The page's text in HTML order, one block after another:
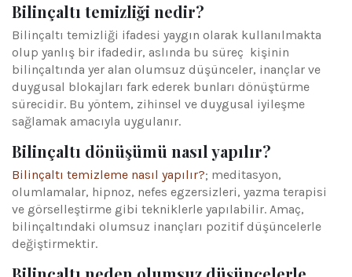
Bilinçaltı temizliği nedir?
Bilinçaltı temizliği ifadesi yaygın olarak kullanılmakta
olup yanlış bir ifadedir, aslında bu süreç kişinin
bilinçaltında yer alan olumsuz düşünceler, inançlar ve
duygusal blokajları fark ederek bunları dönüştürme
sürecidir. Bu yöntem, zihinsel ve duygusal iyileşme
sağlamak amacıyla uygulanır.
Bilinçaltı dönüşümü nasıl yapılır?
Bilinçaltı temizleme nasıl yapılır?; meditasyon,
olumlamalar, hipnoz, nefes egzersizleri, yazma terapisi
ve görselleştirme gibi tekniklerle yapılabilir. Amaç,
bilinçaltındaki olumsuz inançları pozitif düşüncelerle
değiştirmektir.